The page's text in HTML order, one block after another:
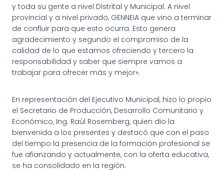
y toda su gente a nivel Distrital y Municipal. A nivel
provincial y a nivel privado, GENNEIA que vino a terminar
de confluir para que esto ocurra. Esto genera
agradecimiento y segundo el compromiso de la
calidad de lo que estamos ofreciendo y tercero la
responsabilidad y saber que siempre vamos a
trabajar para ofrecer más y mejor».
En representación del Ejecutivo Municipal, hizo lo propio
el Secretario de Producción, Desarrollo Comunitario y
Económico, Ing. Raúl Rosemberg, quien dio la
bienvenida a los presentes y destacó que con el paso
del tiempo la presencia de la formación profesional se
fue afianzando y actualmente, con la oferta educativa,
se ha consolidado en la región.